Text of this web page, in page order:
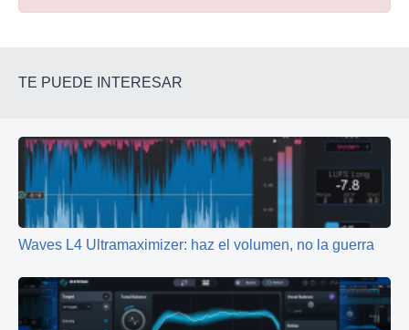
TE PUEDE INTERESAR
Waves L4 Ultramaximizer: haz el volumen, no la guerra